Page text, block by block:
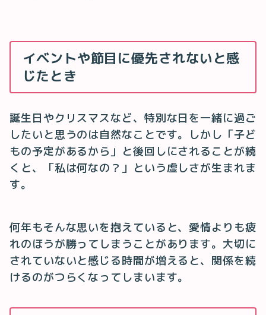
イベントや節目に優先されないと感
じたとき
誕生日やクリスマスなど、特別な日を一緒に過ご
したいと思うのは自然なことです。しかし「子ど
もの予定があるから」と後回しにされることが続
くと、「私は何なの？」という虚しさが生まれま
す。
何年もそんな思いを抱えていると、愛情よりも疲
れのほうが勝ってしまうことがあります。大切に
されていないと感じる時間が増えると、関係を続
けるのがつらくなってしまいます。